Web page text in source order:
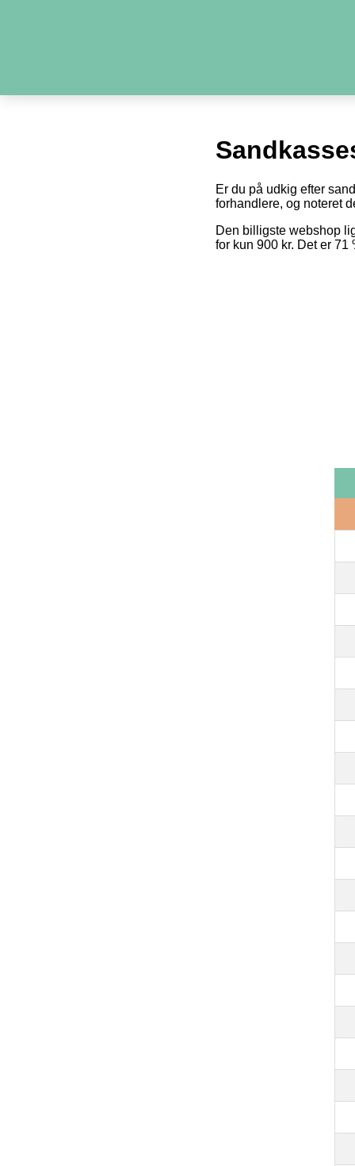
Er du på udkig efter
forhandlere, og noteret
Den billigste webshop
for kun 900 kr. Det er